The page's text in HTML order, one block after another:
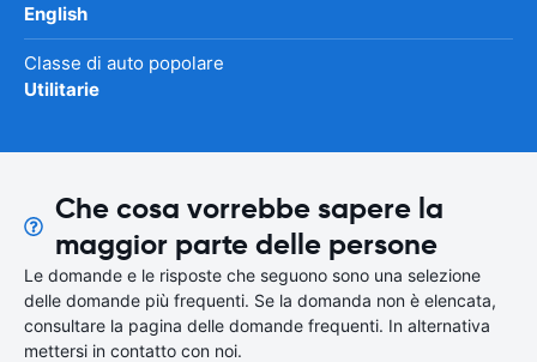
English
Classe di auto popolare
Utilitarie
Che cosa vorrebbe sapere la
maggior parte delle persone
Le domande e le risposte che seguono sono una selezione
delle domande più frequenti. Se la domanda non è elencata,
consultare la pagina delle domande frequenti. In alternativa
mettersi in contatto con noi.